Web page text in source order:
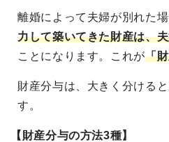
離婚によって夫婦が別れた場
力して築いてきた財産は、
ことになります。これが「
財産分与は、大きく分ける
す。
【財産分与の方法3種】